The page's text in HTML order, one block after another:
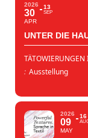
2026
30
APR
13
SEP
UNTER DIE
TÄTOWIERUNGEN
: Ausstellung
2026
09
MAY
16